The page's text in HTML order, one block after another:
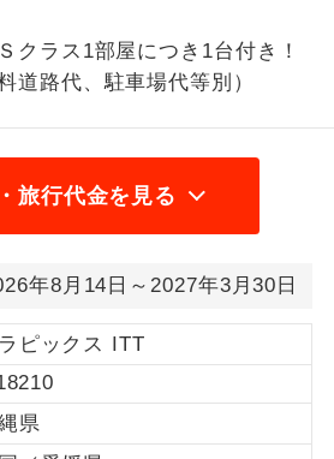
クラス1部屋につき1台付き！
道路代、駐車場代等別）
旅行代金を見る
年8月14日～2027年3月30日
ピックス ITT
県
スです。
ースです。
ご夫婦限定でご参加いただけるコースで
。
ご参加にあたり年齢に制限があるコース
す。
利用航空会社が指定なので、ご出発の計
にとても便利です。